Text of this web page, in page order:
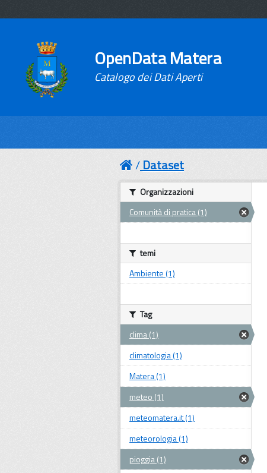
OpenData Matera
Catalogo dei Dati Aperti
Dataset
Organizzazioni
Comunità di pratica (1)
temi
Ambiente (1)
Tag
clima (1)
climatologia (1)
Matera (1)
meteo (1)
meteomatera.it (1)
meteorologia (1)
pioggia (1)